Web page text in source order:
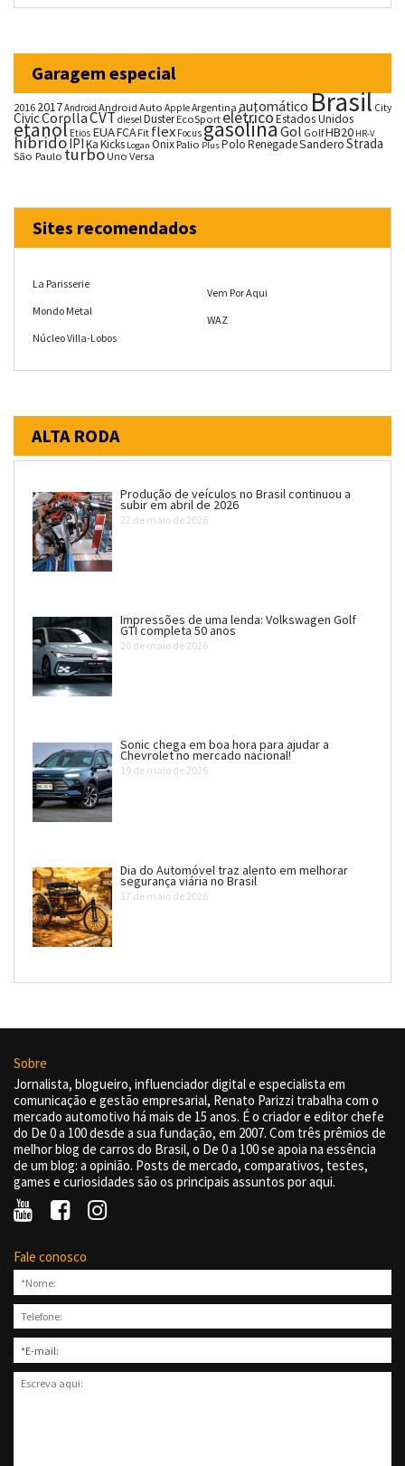
Garagem especial
20162017Android Android Auto AppleArgentina automáticoBrasil City
CivicCorollaCVTdieselDusterEcoSportelétricoEstados Unidos
etanol Etios EUAFCA Fit flex FocusgasolinaGol GolfHB20 HR-V
híbridoIPIKaKicks Logan OnixPalio PlusPoloRenegadeSanderoStrada
São Paulo turboUno Versa
Sites recomendados
La Parisserie
Mondo Metal
Núcleo Villa-Lobos
Vem Por Aqui
WAZ
ALTA RODA
Produção de veículos no Brasil continuou a
subir em abril de 2026
22 de maio de 2026
Impressões de uma lenda: Volkswagen Golf
GTI completa 50 anos
20 de maio de 2026
Sonic chega em boa hora para ajudar a
Chevrolet no mercado nacional!
19 de maio de 2026
Dia do Automóvel traz alento em melhorar
segurança viária no Brasil
17 de maio de 2026
Sobre
Jornalista, blogueiro, influenciador digital e especialista em
comunicação e gestão empresarial, Renato Parizzi trabalha com o
mercado automotivo há mais de 15 anos. É o criador e editor chefe
do De 0 a 100 desde a sua fundação, em 2007. Com três prêmios de
melhor blog de carros do Brasil, o De 0 a 100 se apoia na essência
de um blog: a opinião. Posts de mercado, comparativos, testes,
games e curiosidades são os principais assuntos por aqui.
Fale conosco